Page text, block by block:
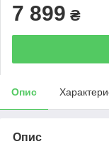
7 899 ₴
Опис
Опис